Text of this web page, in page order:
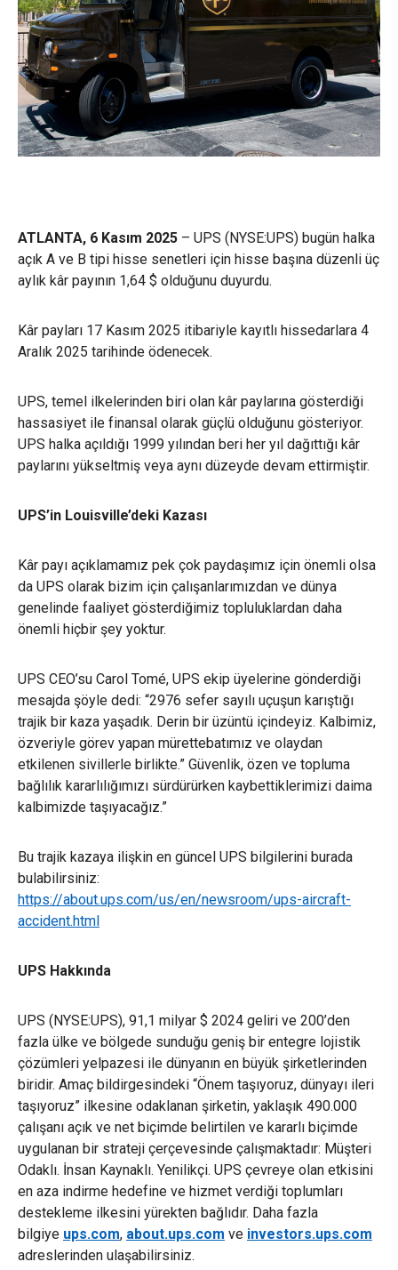
ATLANTA, 6 Kasım 2025 – UPS (NYSE:UPS) bugün halka
açık A ve B tipi hisse senetleri için hisse başına düzenli üç
aylık kâr payının 1,64 $ olduğunu duyurdu.
Kâr payları 17 Kasım 2025 itibariyle kayıtlı hissedarlara 4
Aralık 2025 tarihinde ödenecek.
UPS, temel ilkelerinden biri olan kâr paylarına gösterdiği
hassasiyet ile finansal olarak güçlü olduğunu gösteriyor.
UPS halka açıldığı 1999 yılından beri her yıl dağıttığı kâr
paylarını yükseltmiş veya aynı düzeyde devam ettirmiştir.
UPS’in Louisville’deki Kazası
Kâr payı açıklamamız pek çok paydaşımız için önemli olsa
da UPS olarak bizim için çalışanlarımızdan ve dünya
genelinde faaliyet gösterdiğimiz topluluklardan daha
önemli hiçbir şey yoktur.
UPS CEO’su Carol Tomé, UPS ekip üyelerine gönderdiği
mesajda şöyle dedi: “2976 sefer sayılı uçuşun karıştığı
trajik bir kaza yaşadık. Derin bir üzüntü içindeyiz. Kalbimiz,
özveriyle görev yapan mürettebatımız ve olaydan
etkilenen sivillerle birlikte.” Güvenlik, özen ve topluma
bağlılık kararlılığımızı sürdürürken kaybettiklerimizi daima
kalbimizde taşıyacağız.”
Bu trajik kazaya ilişkin en güncel UPS bilgilerini burada
bulabilirsiniz:
https://about.ups.com/us/en/newsroom/ups-aircraft-
accident.html
UPS Hakkında
UPS (NYSE:UPS), 91,1 milyar $ 2024 geliri ve 200’den
fazla ülke ve bölgede sunduğu geniş bir entegre lojistik
çözümleri yelpazesi ile dünyanın en büyük şirketlerinden
biridir. Amaç bildirgesindeki “Önem taşıyoruz, dünyayı ileri
taşıyoruz” ilkesine odaklanan şirketin, yaklaşık 490.000
çalışanı açık ve net biçimde belirtilen ve kararlı biçimde
uygulanan bir strateji çerçevesinde çalışmaktadır: Müşteri
Odaklı. İnsan Kaynaklı. Yenilikçi. UPS çevreye olan etkisini
en aza indirme hedefine ve hizmet verdiği toplumları
destekleme ilkesini yürekten bağlıdır. Daha fazla
bilgiye ups.com, about.ups.com ve investors.ups.com
adreslerinden ulaşabilirsiniz.